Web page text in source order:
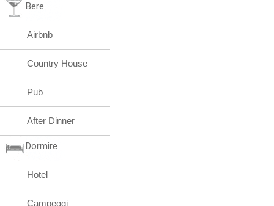
Bere
Airbnb
Country House
Pub
After Dinner
Dormire
Hotel
Campeggi